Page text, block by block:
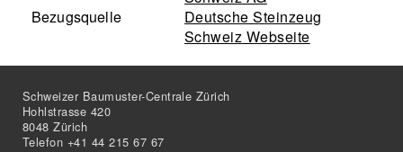
Bezugsquelle
Deutsche Steinzeug
Schweiz Webseite
Schweizer Baumuster-Centrale Zürich
Hohlstrasse 420
8048 Zürich
Telefon +41 44 215 67 67